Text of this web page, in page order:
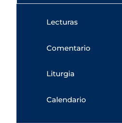
Lecturas
Comentario
Liturgia
Calendario